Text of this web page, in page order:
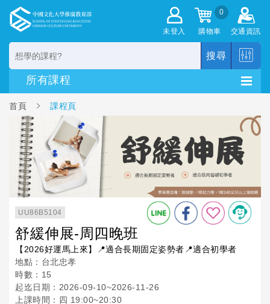
未登入
0
購物車 交通資訊
搜尋
首頁 課程頁
UU86B5104
舒緩伸展-周四晚班
【2026好運馬上來】📍適合長期固定姿勢者📍適合初學者
地點：台北忠孝
時數：15
起迄日期：2026-09-10~2026-11-26
上課時間：四 19:00~20:30